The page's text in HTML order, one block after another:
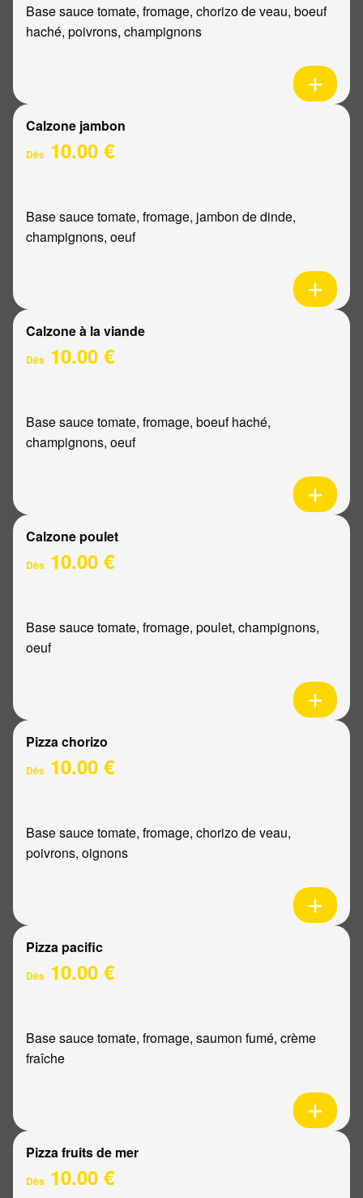
Base sauce tomate, fromage, chorizo de veau, boeuf
haché, poivrons, champignons
Calzone jambon
Dès 10.00 €
Base sauce tomate, fromage, jambon de dinde,
champignons, oeuf
Calzone à la viande
Dès 10.00 €
Base sauce tomate, fromage, boeuf haché,
champignons, oeuf
Calzone poulet
Dès 10.00 €
Base sauce tomate, fromage, poulet, champignons,
oeuf
Pizza chorizo
Dès 10.00 €
Base sauce tomate, fromage, chorizo de veau,
poivrons, oignons
Pizza pacific
Dès 10.00 €
Base sauce tomate, fromage, saumon fumé, crème
fraîche
Pizza fruits de mer
Dès 10.00 €